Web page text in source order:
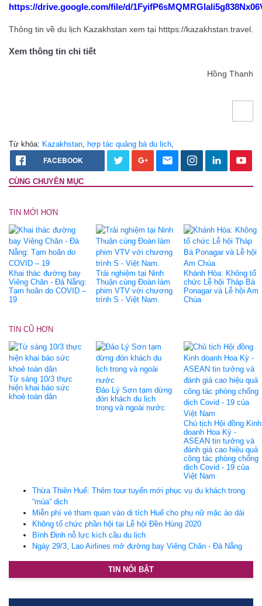
https://drive.google.com/file/d/
Thông tin về du lịch Kazakhstan xem tại htttps://kazakhstan.travel.
Xem thông tin chi tiết
Hồng Thanh
Từ khóa: Kazakhstan hợp tác quảng bá du lịch
FACEBOOK
CÙNG CHUYÊN MỤC
TIN MỚI HƠN
Khai thác đường bay
Viêng Chăn - Đà Nẵng:
Tạm hoãn do COVID –
19
Trải nghiệm tại Ninh
Thuận cùng Đoàn làm
phim VTV với chương
trình S - Việt Nam.
Khánh Hòa: Không tổ
chức Lễ hội Tháp Bà
Ponagar và Lễ hội Am
Chúa
TIN CŨ HƠN
Từ sáng 10/3 thực
hiện khai báo sức
khoẻ toàn dân
Đảo Lý Sơn tạm dừng
đón khách du lịch
trong và ngoài nước
Chủ tịch Hội đồng Kinh
doanh Hoa Kỳ -
ASEAN tin tưởng và
đánh giá cao hiệu quả
công tác phòng chống
dịch Covid - 19 của
Việt Nam
Thừa Thiên Huế: Thêm tour tuyến mới phục vụ du khách trong
“mùa” dịch
Miễn phí vé tham quan vào di tích Huế cho phụ nữ mặc áo dài
Không tổ chức phần hội tại Lễ hội Đền Hùng 2020
Bình Định nỗ lực kích cầu du lịch
Ngày 29/3, Lao Airlines mở đường bay Viêng Chăn - Đà Nẵng
TIN NỔI BẬT